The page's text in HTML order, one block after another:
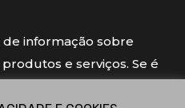
informação sobre
e serviços. Se é